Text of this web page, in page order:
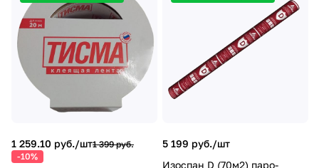
1 259.10 руб./шт1 399 руб.
-10%
5 199 руб./шт
Изоспан D (70м2) паро-